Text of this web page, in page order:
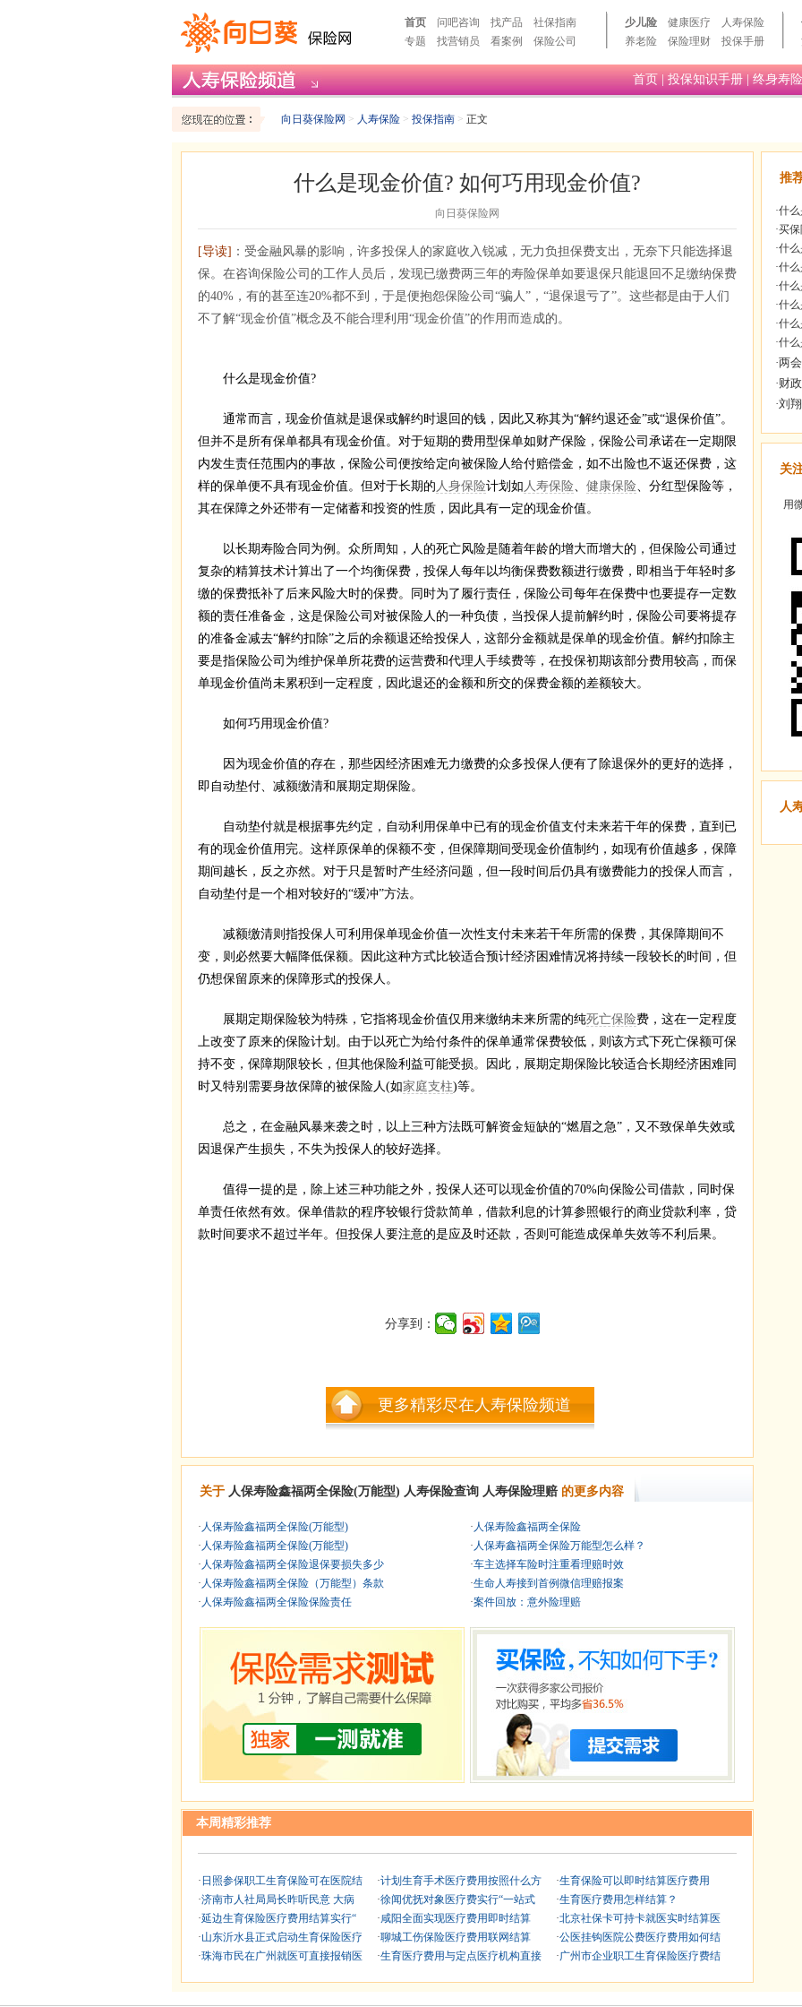
首页 问吧咨询 找产品
社保指南
专题
找营销员 看案例 保险公司
少儿险 健康医疗
人寿保险
养老险
保险理财 投保手册
首页|投保知识手册|终身寿险
向日葵保险网 > 人寿保险 > 投保指南 > 正文
什么是现金价值? 如何巧用现金价值?
向日葵保险网
[导读] ：受金融风暴的影响，许多投保人的家庭收入锐减，无力负担保费支出，无奈下只能选择退
保。在咨询保险公司的工作人员后，发现已缴费两三年的寿险保单如要退保只能退回不足缴纳保费
的40%，有的甚至连20%都不到，于是便抱怨保险公司“骗人”，“退保退亏了”。这些都是由于人们
不了解“现金价值”概念及不能合理利用“现金价值”的作用而造成的。
什么是现金价值?
通常而言，现金价值就是退保或解约时退回的钱，因此又称其为“解约退还金”或“退保价值”。
但并不是所有保单都具有现金价值。对于短期的费用型保单如财产保险，保险公司承诺在一定期限
内发生责任范围内的事故，保险公司便按给定向被保险人给付赔偿金，如不出险也不返还保费，这
样的保单便不具有现金价值。但对于长期的 人身保险计划如 人寿保险、 健康保险、分红型保险等，
其在保障之外还带有一定储蓄和投资的性质，因此具有一定的现金价值。
以长期寿险合同为例。众所周知，人的死亡风险是随着年龄的增大而增大的，但保险公司通过
复杂的精算技术计算出了一个均衡保费，投保人每年以均衡保费数额进行缴费，即相当于年轻时多
缴的保费抵补了后来风险大时的保费。同时为了履行责任，保险公司每年在保费中也要提存一定数
额的责任准备金，这是保险公司对被保险人的一种负债，当投保人提前解约时，保险公司要将提存
的准备金减去“解约扣除”之后的余额退还给投保人，这部分金额就是保单的现金价值。解约扣除主
要是指保险公司为维护保单所花费的运营费和代理人手续费等，在投保初期该部分费用较高，而保
单现金价值尚未累积到一定程度，因此退还的金额和所交的保费金额的差额较大。
如何巧用现金价值?
因为现金价值的存在，那些因经济困难无力缴费的众多投保人便有了除退保外的更好的选择，
即自动垫付、减额缴清和展期定期保险。
自动垫付就是根据事先约定，自动利用保单中已有的现金价值支付未来若干年的保费，直到已
有的现金价值用完。这样原保单的保额不变，但保障期间受现金价值制约，如现有价值越多，保障
期间越长，反之亦然。对于只是暂时产生经济问题，但一段时间后仍具有缴费能力的投保人而言，
自动垫付是一个相对较好的“缓冲”方法。
减额缴清则指投保人可利用保单现金价值一次性支付未来若干年所需的保费，其保障期间不
变，则必然要大幅降低保额。因此这种方式比较适合预计经济困难情况将持续一段较长的时间，但
仍想保留原来的保障形式的投保人。
展期定期保险较为特殊，它指将现金价值仅用来缴纳未来所需的纯死亡保险费，这在一定程度
上改变了原来的保险计划。由于以死亡为给付条件的保单通常保费较低，则该方式下死亡保额可保
持不变，保障期限较长，但其他保险利益可能受损。因此，展期定期保险比较适合长期经济困难同
时又特别需要身故保障的被保险人(如家庭支柱)等。
总之，在金融风暴来袭之时，以上三种方法既可解资金短缺的“燃眉之急”，又不致保单失效或
因退保产生损失，不失为投保人的较好选择。
值得一提的是，除上述三种功能之外，投保人还可以现金价值的70%向保险公司借款，同时保
单责任依然有效。保单借款的程序较银行贷款简单，借款利息的计算参照银行的商业贷款利率，贷
款时间要求不超过半年。但投保人要注意的是应及时还款，否则可能造成保单失效等不利后果。
分享到：
更多精彩尽在人寿保险频道
关于 人保寿险鑫福两全保险(万能型) 人寿保险查询 人寿保险理赔 的更多内容
· 人保寿险鑫福两全保险(万能型)
· 人保寿险鑫福两全保险(万能型)
· 人保寿险鑫福两全保险退保要损失多少
· 人保寿险鑫福两全保险（万能型）条款
· 人保寿险鑫福两全保险保险责任
· 人保寿险鑫福两全保险
· 人保寿鑫福两全保险万能型怎么样？
·车主选择车险时注重看理赔时效
·生命人寿接到首例微信理赔报案
·案件回放：意外险理赔
本周精彩推荐
· 日照参保职工生育保险可在医院结
·济南市人社局局长昨听民意 大病
·延边生育保险医疗费用结算实行“
·山东沂水县正式启动生育保险医疗
·珠海市民在广州就医可直接报销医
·计划生育手术医疗费用按照什么方
·徐闻优抚对象医疗费实行“一站式
·咸阳全面实现医疗费用即时结算
·聊城工伤保险医疗费用联网结算
·生育医疗费用与定点医疗机构直接
·生育保险可以即时结算医疗费用
·生育医疗费用怎样结算？
·北京社保卡可持卡就医实时结算医
·公医挂钩医院公费医疗费用如何结
·广州市企业职工生育保险医疗费结
推
·什
·买
·什
·什
·什
·什么
·什
·什
关
用
人